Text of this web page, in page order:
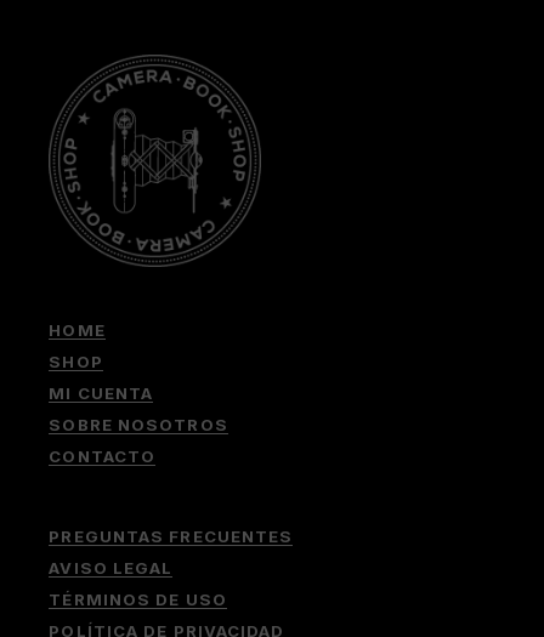
HOME
SHOP
MI CUENTA
SOBRE NOSOTROS
CONTACTO
PREGUNTAS FRECUENTES
AVISO LEGAL
TÉRMINOS DE USO
POLÍTICA DE PRIVACIDAD